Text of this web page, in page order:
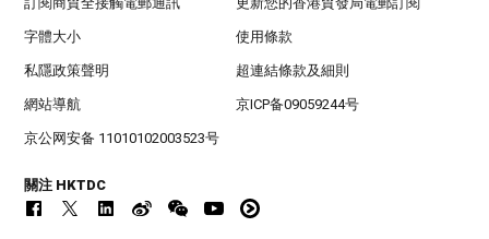
字體大小 使用條款
私隱政策聲明 超連結條款及細則
網站導航 京ICP备09059244号
京公网安备 11010102003523号
關注 HKTDC